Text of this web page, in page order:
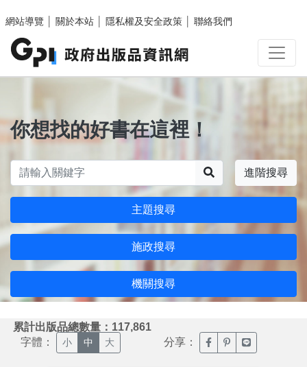
網站導覽
關於本站 隱私權及安全政策 聯絡我們
你想找的好書在這裡！
進階搜尋
主題搜尋
施政搜尋
機關搜尋
累計出版品總數量：117,861
字體： 小 中 大 分享： 臉書分享(另開新視窗)
噗浪分享(另開新
Line分享(另